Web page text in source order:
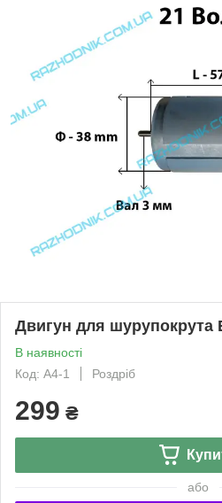
Двигун для шурупокрута
В наявності
Код: А4-1
Роздріб
299 ₴
або